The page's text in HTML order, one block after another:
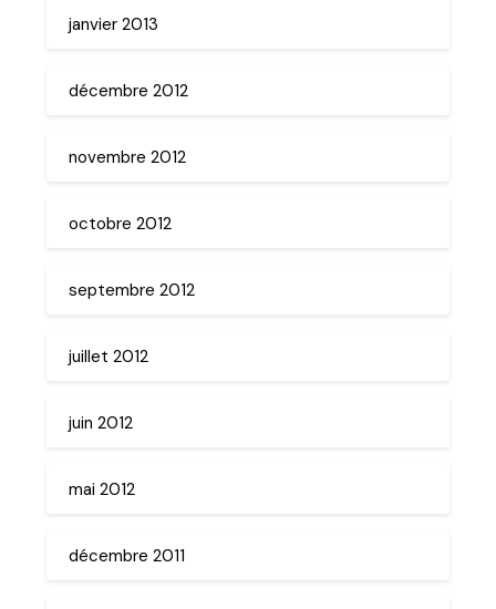
janvier 2013
décembre 2012
novembre 2012
octobre 2012
septembre 2012
juillet 2012
juin 2012
mai 2012
décembre 2011